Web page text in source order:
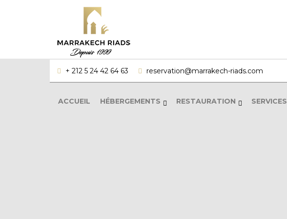
+ 212 5 24 42 64 63 reservation@marrakech-riads.com
ACCUEIL HÉBERGEMENTS RESTAURATION SERVICES